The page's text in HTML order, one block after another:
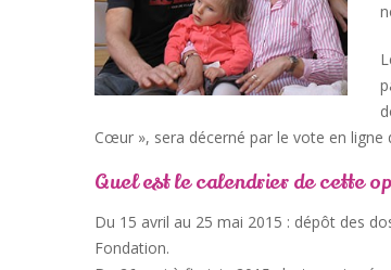
Cœur », sera décerné par le vote en ligne
Quel est le calendrier de cette
Du 15 avril au 25 mai 2015 : dépôt des
Fondation.